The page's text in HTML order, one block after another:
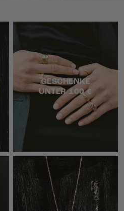
GESCHENKE
UNTER 100 €